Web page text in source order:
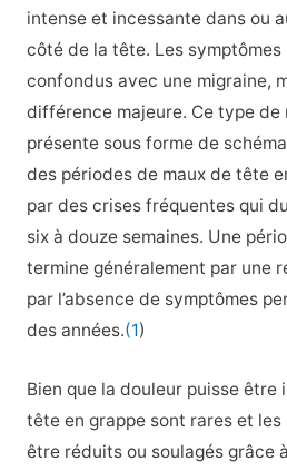
intense et incessante dans ou
côté de la tête. Les
confondus avec une migraine,
différence majeure. Ce type de
présente sous forme de
des périodes de maux de tête
par des crises fréquentes qui
six à douze semaines. Une
termine généralement par une
par l’absence de symptômes
des années.(1)
Bien que la douleur puisse être
tête en grappe sont rares et
être réduits ou soulagés grâce